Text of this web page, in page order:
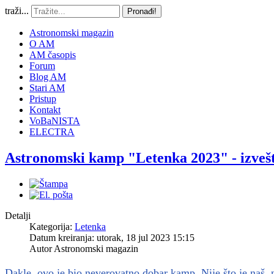
traži... Pronađi!
Astronomski magazin
O AM
AM časopis
Forum
Blog AM
Stari AM
Pristup
Kontakt
VoBaNISTA
ELECTRA
Astronomski kamp "Letenka 2023" -
Detalji
Kategorija: Letenka
Datum kreiranja: utorak, 18 jul 2023 15:15
AutorAstronomski magazin